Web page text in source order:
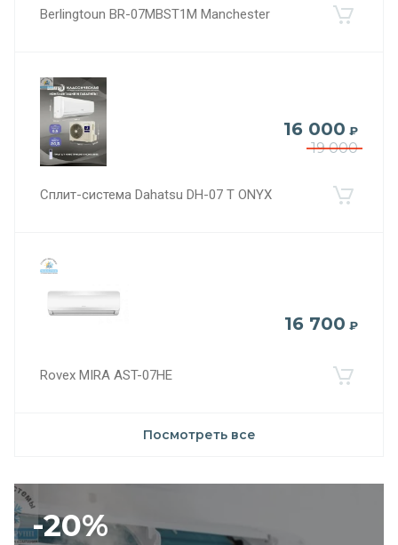
Berlingtoun BR-07MBST1M Manchester
19 000
16 000 ₽
Сплит-система Dahatsu DH-07 T ONYX
16 700 ₽
Rovex MIRA AST-07HE
Посмотреть все
-20%